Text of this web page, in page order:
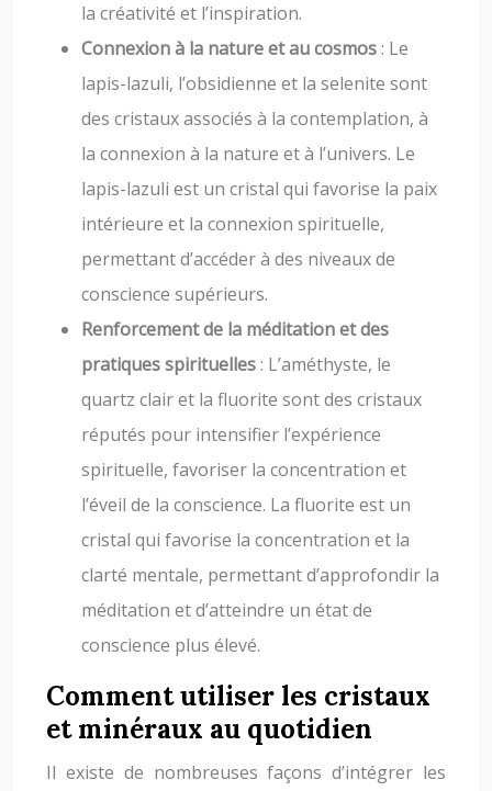
la créativité et l’inspiration.
Connexion à la nature et au cosmos: Le
lapis-lazuli, l’obsidienne et la selenite sont
des cristaux associés à la contemplation, à
la connexion à la nature et à l’univers. Le
lapis-lazuli est un cristal qui favorise la paix
intérieure et la connexion spirituelle,
permettant d’accéder à des niveaux de
conscience supérieurs.
Renforcement de la méditation et des
pratiques spirituelles: L’améthyste, le
quartz clair et la fluorite sont des cristaux
réputés pour intensifier l’expérience
spirituelle, favoriser la concentration et
l’éveil de la conscience. La fluorite est un
cristal qui favorise la concentration et la
clarté mentale, permettant d’approfondir la
méditation et d’atteindre un état de
conscience plus élevé.
Comment utiliser les cristaux
et minéraux au quotidien
Il existe de nombreuses façons d’intégrer les